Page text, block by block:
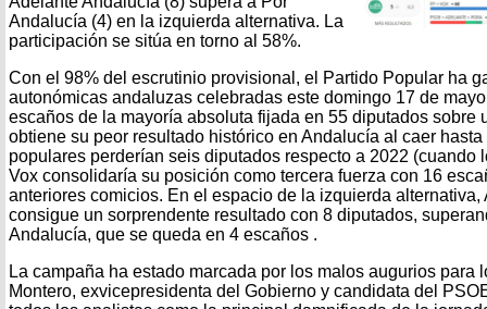
Andalucía (4) en la izquierda alternativa. La
participación se sitúa en torno al 58%.
Con el 98% del escrutinio provisional, el Partido Popular ha
autonómicas andaluzas celebradas este domingo 17 de
escaños de la mayoría absoluta fijada en 55 diputados sobre
obtiene su peor resultado histórico en Andalucía al caer
populares perderían seis diputados respecto a 2022 (cuando
Vox consolidaría su posición como tercera fuerza con 16
anteriores comicios. En el espacio de la izquierda alternativa,
consigue un sorprendente resultado con 8 diputados,
Andalucía, que se queda en 4 escaños .
La campaña ha estado marcada por los malos augurios para
Montero, exvicepresidenta del Gobierno y candidata del